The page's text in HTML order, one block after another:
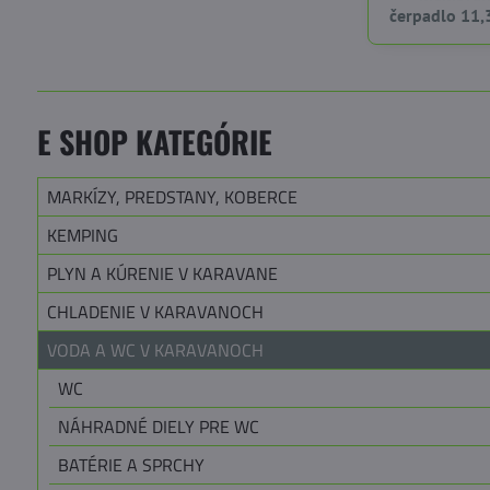
čerpadlo
E SHOP KATEGÓRIE
MARKÍZY, PREDSTANY, KOBERCE
KEMPING
PLYN A KÚRENIE V KARAVANE
CHLADENIE V KARAVANOCH
VODA A WC V KARAVANOCH
WC
NÁHRADNÉ DIELY PRE WC
BATÉRIE A SPRCHY